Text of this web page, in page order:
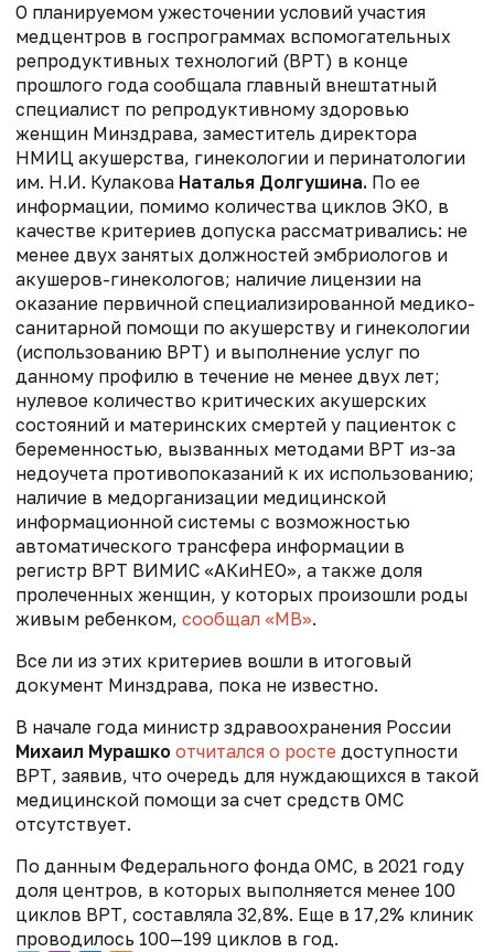
О планируемом ужесточении условий участия
медцентров в госпрограммах вспомогательных
репродуктивных технологий (ВРТ) в конце
прошлого года сообщала главный внештатный
специалист по репродуктивному здоровью
женщин Минздрава, заместитель директора
НМИЦ акушерства, гинекологии и перинатологии
им. Н.И. Кулакова Наталья Долгушина. По ее
информации, помимо количества циклов ЭКО, в
качестве критериев допуска рассматривались: не
менее двух занятых должностей эмбриологов и
акушеров-гинекологов; наличие лицензии на
оказание первичной специализированной медико-
санитарной помощи по акушерству и гинекологии
(использованию ВРТ) и выполнение услуг по
данному профилю в течение не менее двух лет;
нулевое количество критических акушерских
состояний и материнских смертей у пациенток с
беременностью, вызванных методами ВРТ из-за
недоучета противопоказаний к их использованию;
наличие в медорганизации медицинской
информационной системы с возможностью
автоматического трансфера информации в
регистр ВРТ ВИМИС «АКиНЕО», а также доля
пролеченных женщин, у которых произошли роды
живым ребенком, сообщал «МВ».
Все ли из этих критериев вошли в итоговый
документ Минздрава, пока не известно.
В начале года министр здравоохранения России
Михаил Мурашко отчитался о росте доступности
ВРТ, заявив, что очередь для нуждающихся в такой
медицинской помощи за счет средств ОМС
отсутствует.
По данным Федерального фонда ОМС, в 2021 году
доля центров, в которых выполняется менее 100
циклов ВРТ, составляла 32,8%. Еще в 17,2% клиник
проводилось 100—199 циклов в год.